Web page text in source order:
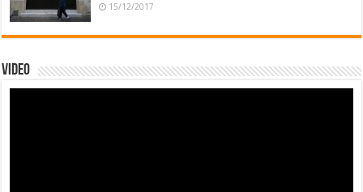
15/12/2017
Video